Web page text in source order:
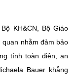
KH&CN, Bộ Giáo
nhằm đảm bảo
tính toàn diện, an
Bauer khẳng